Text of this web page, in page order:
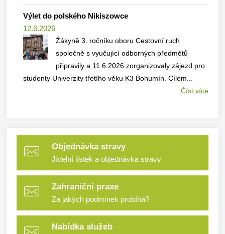
Výlet do polského Nikiszowce
12.6.2026
Žákyně 3. ročníku oboru Cestovní ruch
společně s vyučující odborných předmětů
připravily a 11.6.2026 zorganizovaly zájezd pro
studenty Univerzity třetího věku K3 Bohumín. Cílem...
Číst více
Objednávka stravy
Jídelní lístek a objednávka stravy
Zahraniční praxe
Za jakých podmínek probíhá?
Nabídka služeb